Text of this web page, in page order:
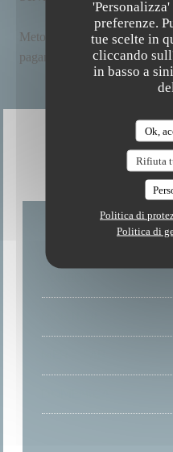
preferenze.
tue scelte in
cliccando
in basso a
Ok,
Rifiuta
Politica di
Politica di
Metodo di
pagamento
Pagamento
Mastercard,